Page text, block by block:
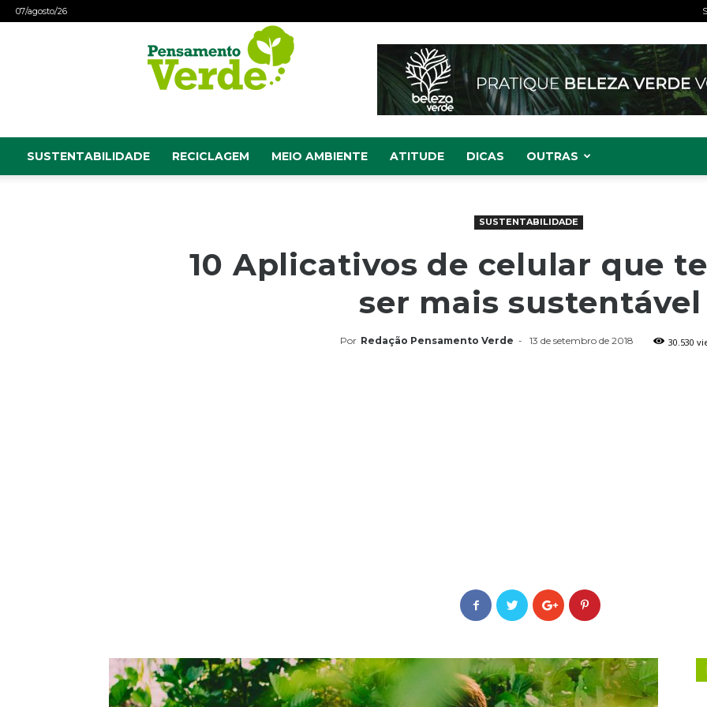
07/agosto/26
SUSTENTABILIDADE RECICLAGEM MEIO AMBIENTE ATITUDE DICAS OUTRAS
SUSTENTABILIDADE
10 Aplicativos de celular que
ser mais sustentável
Por Redação Pensamento Verde - 13 de setembro de 2018 30.530